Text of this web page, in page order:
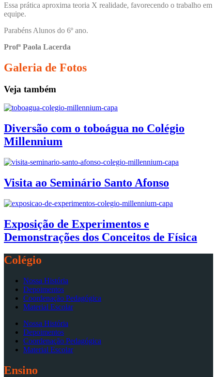
Essa prática aproxima teoria X realidade, favorecendo o trabalho em
equipe.
Parabéns Alunos do 6º ano.
Profª Paola Lacerda
Galeria de Fotos
Veja também
Diversão com o toboágua no Colégio
Millennium
Visita ao Seminário Santo Afonso
Exposição de Experimentos e
Demonstrações dos Conceitos de Física
Colégio
Nossa História
Depoimentos
Coordenação Pedagógica
Material Escolar
Nossa História
Depoimentos
Coordenação Pedagógica
Material Escolar
Ensino